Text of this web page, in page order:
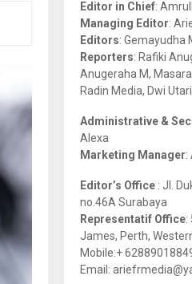
r
:
Editor in Chief:
Managing Editor:
Editors: Gemayudha
Reporters: Rafiki
Anugeraha M,
Radin Media, Dwi
Administrative &
Alexa
Marketing Manager:
Editor’s Office : Jl.
no.46A Surabaya
Representatif Office:
James, Perth,
Mobile:+
Email: